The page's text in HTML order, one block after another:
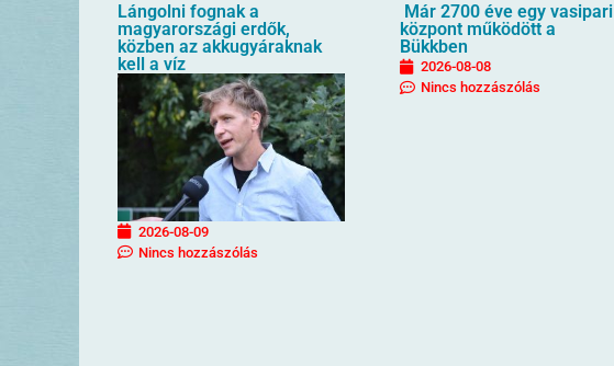
Lángolni fognak a
magyarországi erdők,
közben az akkugyáraknak
kell a víz
2026-08-09
Nincs hozzászólás
Már 2700 éve egy vasipari
központ működött a
Bükkben
2026-08-08
Nincs hozzászólás